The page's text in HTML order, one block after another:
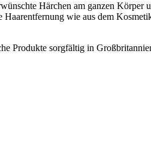
Härchen am ganzen
wie aus dem
Produkte sorgfältig in